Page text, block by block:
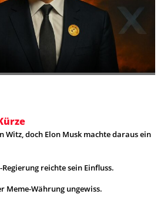
Witz, doch Elon Musk machte daraus ein
reichte sein Einfluss.
Meme-Währung ungewiss.